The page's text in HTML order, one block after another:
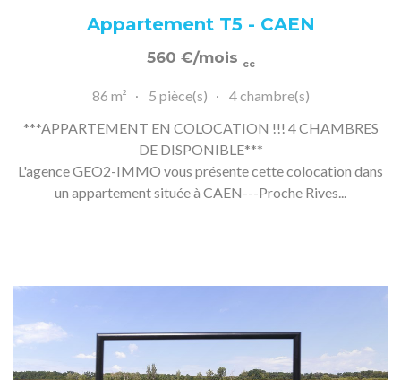
Appartement T5 - CAEN
560 €/mois cc
86 m² 5 pièce(s)
4 chambre(s)
***APPARTEMENT EN COLOCATION !!! 4 CHAMBRES
DE DISPONIBLE***
L'agence GEO2-IMMO vous présente cette colocation dans
un appartement située à CAEN---Proche Rives...